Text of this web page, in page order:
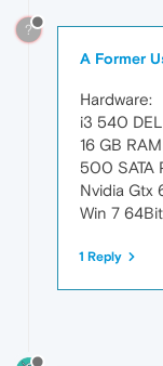
?
A Former
Hardware:
i3 540
16 GB
500 SATA
Nvidia Gtx
Win 7 64Bit
1 Reply